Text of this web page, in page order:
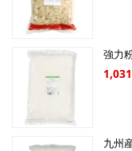
強力
九州